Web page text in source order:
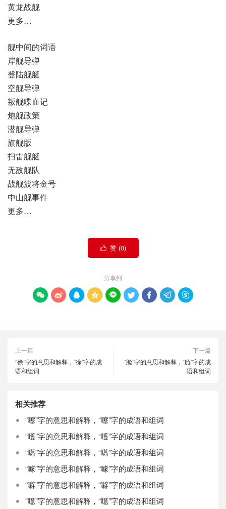
黄龙战舰
更多…
舰中间的词语
岸舰导弹
登陆舰艇
空舰导弹
叛舰喋血记
炮舰政策
潜舰导弹
旗舰版
扫雷舰艇
无敌舰队
战舰波将金号
中山舰事件
更多…
 赞 (0)
分享到
        
上一篇
“徐”字的意思和解释，“徐”字的成
语和组词
下一篇
“舱”字的意思和解释，“舱”字的成
语和组词
相关推荐
“噻”字的意思和解释，“噻”字的成语和组词
“嚄”字的意思和解释，“嚄”字的成语和组词
“嚆”字的意思和解释，“嚆”字的成语和组词
“噱”字的意思和解释，“噱”字的成语和组词
“噼”字的意思和解释，“噼”字的成语和组词
“噫”字的意思和解释，“噫”字的成语和组词